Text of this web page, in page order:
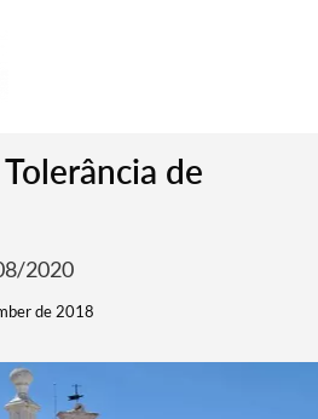
de
2020
de 2018